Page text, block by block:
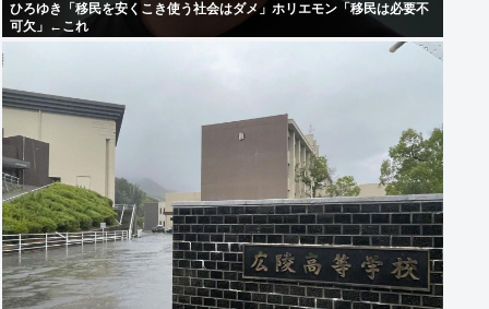
ひろゆき「移民を安くこき使う社会はダメ」ホリエモン「移民は必要不
可欠」←これ